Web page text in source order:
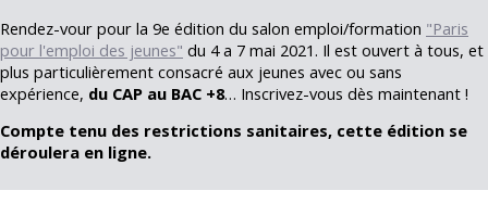
Rendez-vour pour la 9e édition du salon emploi/formation "Paris
pour l'emploi des jeunes" du 4 a 7 mai 2021. Il est ouvert à tous, et
plus particulièrement consacré aux jeunes avec ou sans
expérience, du CAP au BAC +8… Inscrivez-vous dès maintenant !
Compte tenu des restrictions sanitaires, cette édition se
déroulera en ligne.